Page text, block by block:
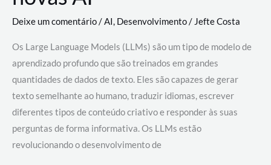
Deixe um comentário/AI, Desenvolvimento/ Jefte Costa
Os Large Language Models (LLMs) são um tipo de modelo de
aprendizado profundo que são treinados em grandes
quantidades de dados de texto. Eles são capazes de gerar
texto semelhante ao humano, traduzir idiomas, escrever
diferentes tipos de conteúdo criativo e responder às suas
perguntas de forma informativa. Os LLMs estão
revolucionando o desenvolvimento de